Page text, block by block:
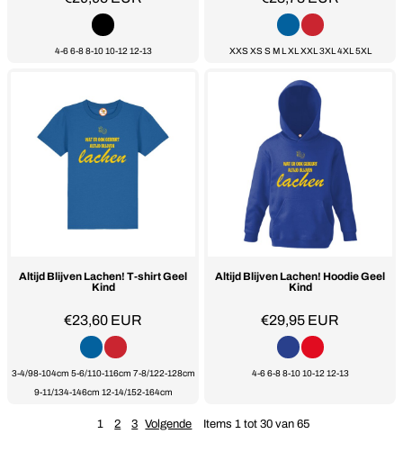
4-6 6-8 8-10 10-12 12-13 XXS XS S M L XL XXL 3XL 4XL 5XL
Altijd Blijven Lachen! T-shirt Geel
Kind
€23,60 EUR
3-4/98-104cm 5-6/110-116cm 7-8/122-128cm
9-11/134-146cm 12-14/152-164cm
Altijd Blijven Lachen! Hoodie Geel
Kind
€29,95 EUR
4-6 6-8 8-10 10-12 12-13
1 2 3 Volgende Items 1 tot 30 van 65